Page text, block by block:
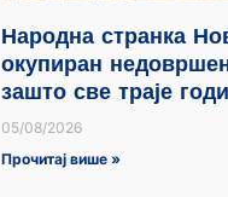
Народна странка
окупиран
зашто све траје
05/08/2026
Прочитај више »